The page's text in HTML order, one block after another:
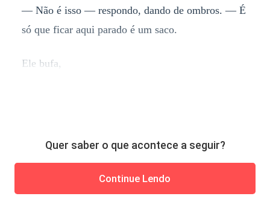
— Não é isso — respondo, dando de ombros. — É
só que ficar aqui parado é um saco.
Ele bufa,
Quer saber o que acontece a seguir?
Continue Lendo